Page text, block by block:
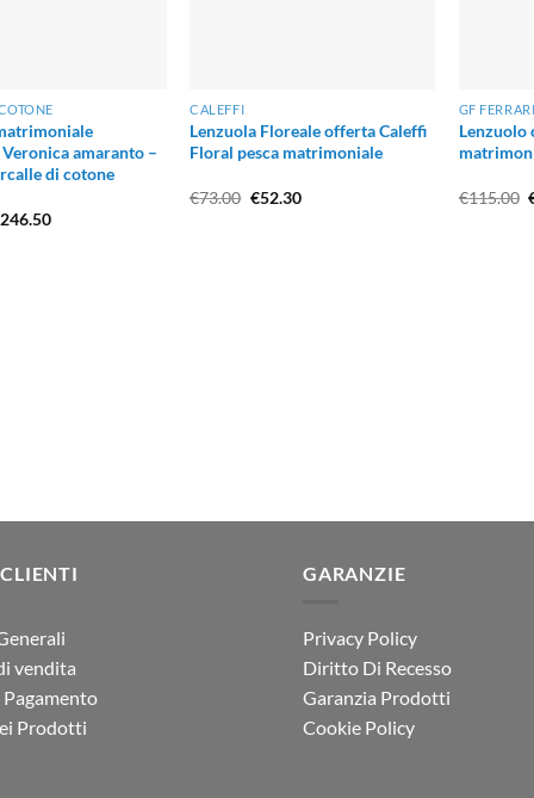
amaranto –
di cotone
246.50Il
CALEFFI
Lenzuola Floreale offerta Caleffi
Floral pesca matrimoniale
€73.00 Il
€52.30Il
GF
€115.00
vendita
Prodotti
GARANZIE
Privacy Policy
Diritto Di Recesso
Garanzia Prodotti
Cookie Policy